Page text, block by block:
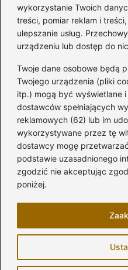
wykorzystanie Twoich
treści, pomiar reklam i
ulepszanie usług.
urządzeniu lub dostęp do
Twoje dane osobowe będą
Twojego urządzenia (pliki
itp.) mogą być wyświetlane
dostawców spełniających
reklamowych (62) lub im
wykorzystywane przez tę
dostawcy mogę
podstawie uzasadnionego
zgodzić nie akceptując
poniżej.
Kategorie
Aranżacja wnętrz (282)
Dom(171)
Innowacje(10)
Kuchnia(32)
Łazienka(43)
Meble i elektronika
Ogród(81)
Remont(17)
Zasady
Napisz do nas